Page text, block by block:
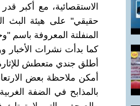
الاستقصائية، مع أكبر
حقيقي" على هيئة البث
المنفلتة المعروفة باسم
كما بدأت نشرات الأخبار
أطلق جندي متعطش
أمكن ملاحظة بعض
بالمذابح في الضفة